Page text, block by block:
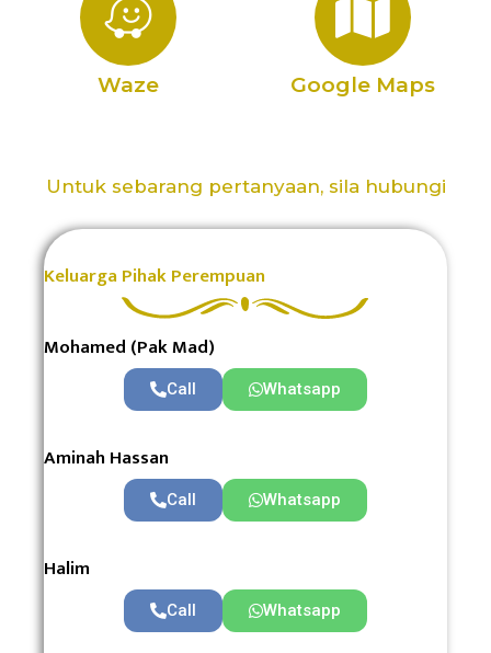
Waze Google Maps
Untuk sebarang pertanyaan, sila hubungi
Keluarga Pihak Perempuan
Mohamed (Pak Mad)
Call Whatsapp
Aminah Hassan
Call Whatsapp
Halim
Call Whatsapp